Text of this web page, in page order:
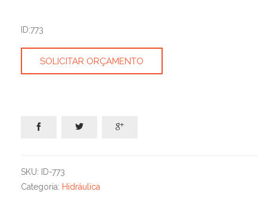
ID:773
SOLICITAR ORÇAMENTO
  
SKU:
ID-773
Categoria: Hidráulica